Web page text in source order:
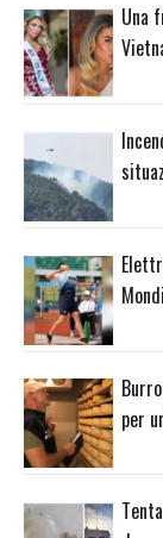
Una
per